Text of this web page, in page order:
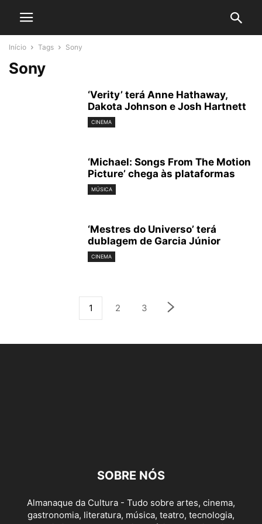
Início Tags Sony
Sony
‘Verity’ terá Anne Hathaway,
Dakota Johnson e Josh Hartnett
CINEMA
‘Michael: Songs From The Motion
Picture’ chega às plataformas
MÚSICA
‘Mestres do Universo’ terá
dublagem de Garcia Júnior
CINEMA
1 2 3
SOBRE NÓS
Almanaque da Cultura - Tudo sobre artes, cinema,
gastronomia, literatura, música, teatro, tecnologia,